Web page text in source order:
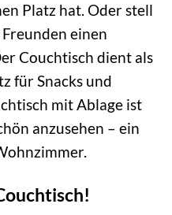
Platz hat. Oder stell
einen
Couchtisch dient als
für Snacks und
mit Ablage ist
anzusehen – ein